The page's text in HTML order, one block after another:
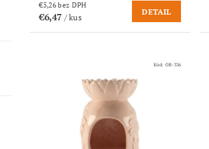
€5,26 bez DPH
€6,47 / kus
DETAIL
Kód: OB-336